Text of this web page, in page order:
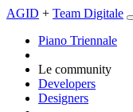
AGID + Team Digitale
Piano Triennale
Le community
Developers
Designers